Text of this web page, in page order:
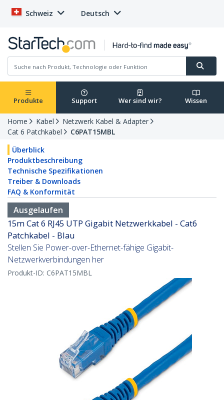
Schweiz Deutsch
Produkte Support Wer sind wir? Wissen
Home Kabel
Netzwerk Kabel & Adapter
Cat 6 Patchkabel
C6PAT15MBL
Überblick
Produktbeschreibung
Technische Spezifikationen
Treiber & Downloads
FAQ & Konformität
Ausgelaufen
15m Cat 6 RJ45 UTP Gigabit Netzwerkkabel - Cat6
Patchkabel - Blau
Stellen Sie Power-over-Ethernet-fähige Gigabit-
Netzwerkverbindungen her
Produkt-ID: C6PAT15MBL